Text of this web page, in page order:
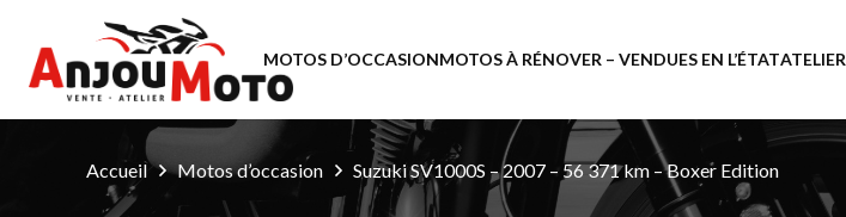
MOTOS D’OCCASIONMOTOS À RÉNOVER – VENDUES EN L’ÉTATATELIER
Accueil Motos d’occasion Suzuki SV1000S – 2007 – 56 371 km – Boxer Edition